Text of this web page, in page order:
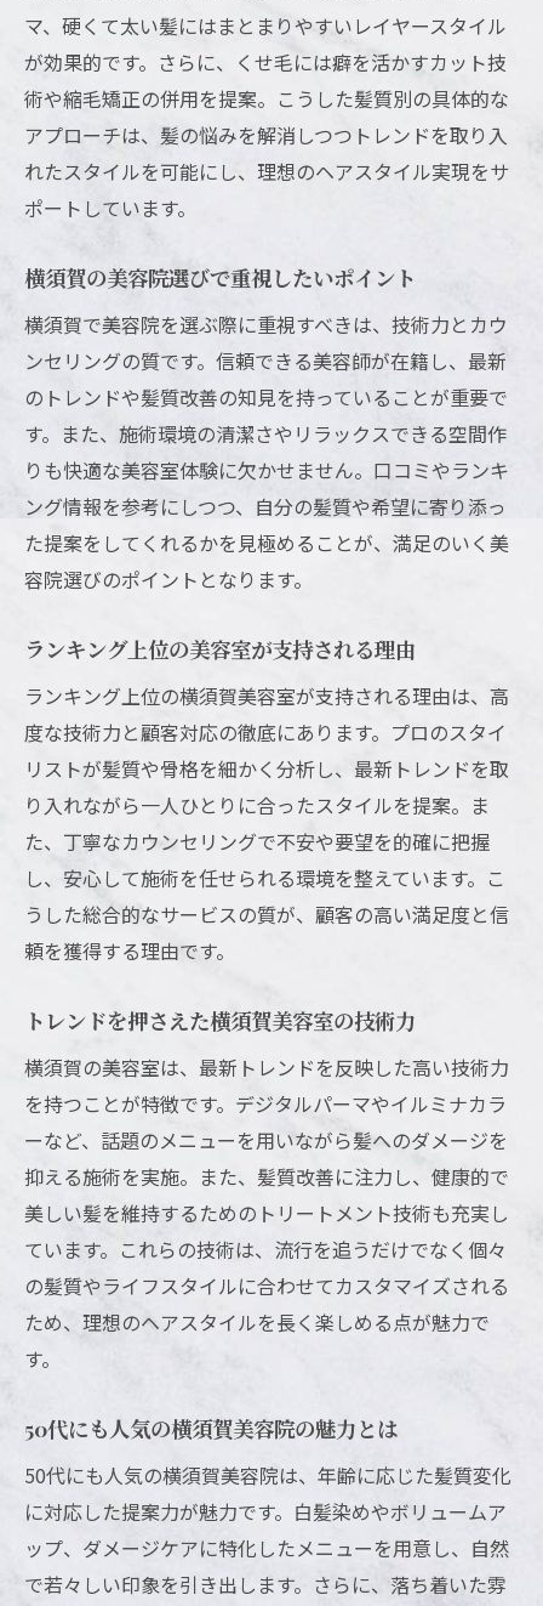
横須賀美容室の髪質改善技術とは何か
人気美容院が行うダメージ補修の工夫
50代女性にも支持される髪質ケアの秘訣
髪質改善メニューが評判の美容院を解説
髪のお悩みに応える横須賀美容院の特徴
口コミで高評価の髪質改善技術を知る
横須賀美容室が発信する最新ヘアトレンド
人気美容院が提案する旬のスタイル特集
メンズにもおすすめのトレンドカット術
カリスマ美容師が手掛ける横須賀の今
季節ごとの横須賀美容院流トレンド解説
ショートカットが話題の美容室事情
満足度が高い横須賀美容室の特徴とは
横須賀美容室の丁寧なカウンセリング体験
安心して任せられる美容室選びの基準
人気の理由は技術と接客の両立にあり
口コミで高評価の美容院の実力を検証
満足度アップのための横須賀美容院サービ
ス
ショートカット希望者にも横須賀美容院が好評
横須賀美容室で叶える似合わせショート術
ショートカットが得意な美容院の特徴とは
お手入れが楽なショートが評判の理由
口コミで注目のショート専門美容院事情
ショート希望者が横須賀で満足するポイン
ト
安心して通える横須賀美容室の魅力を深掘り
横須賀美容室が大切にするリラックス空間
個室対応や完全予約制が選ばれる理由
おまかせオーダーが安心な美容院の工夫
長く愛される美容室の信頼ポイント解説
マ、硬くて太い髪にはまとまりやすいレイヤースタイル
が効果的です。さらに、くせ毛には癖を活かすカット技
術や縮毛矯正の併用を提案。こうした髪質別の具体的な
アプローチは、髪の悩みを解消しつつトレンドを取り入
れたスタイルを可能にし、理想のヘアスタイル実現をサ
ポートしています。
横須賀の美容院選びで重視したいポイント
横須賀で美容院を選ぶ際に重視すべきは、技術力とカウ
ンセリングの質です。信頼できる美容師が在籍し、最新
のトレンドや髪質改善の知見を持っていることが重要で
す。また、施術環境の清潔さやリラックスできる空間作
りも快適な美容室体験に欠かせません。口コミやランキ
ング情報を参考にしつつ、自分の髪質や希望に寄り添っ
た提案をしてくれるかを見極めることが、満足のいく美
容院選びのポイントとなります。
ランキング上位の美容室が支持される理由
ランキング上位の横須賀美容室が支持される理由は、高
度な技術力と顧客対応の徹底にあります。プロのスタイ
リストが髪質や骨格を細かく分析し、最新トレンドを取
り入れながら一人ひとりに合ったスタイルを提案。ま
た、丁寧なカウンセリングで不安や要望を的確に把握
し、安心して施術を任せられる環境を整えています。こ
うした総合的なサービスの質が、顧客の高い満足度と信
頼を獲得する理由です。
トレンドを押さえた横須賀美容室の技術力
横須賀の美容室は、最新トレンドを反映した高い技術力
を持つことが特徴です。デジタルパーマやイルミナカラ
ーなど、話題のメニューを用いながら髪へのダメージを
抑える施術を実施。また、髪質改善に注力し、健康的で
美しい髪を維持するためのトリートメント技術も充実し
ています。これらの技術は、流行を追うだけでなく個々
の髪質やライフスタイルに合わせてカスタマイズされる
ため、理想のヘアスタイルを長く楽しめる点が魅力で
す。
50代にも人気の横須賀美容院の魅力とは
50代にも人気の横須賀美容院は、年齢に応じた髪質変化
に対応した提案力が魅力です。白髪染めやボリュームア
ップ、ダメージケアに特化したメニューを用意し、自然
で若々しい印象を引き出します。さらに、落ち着いた雰